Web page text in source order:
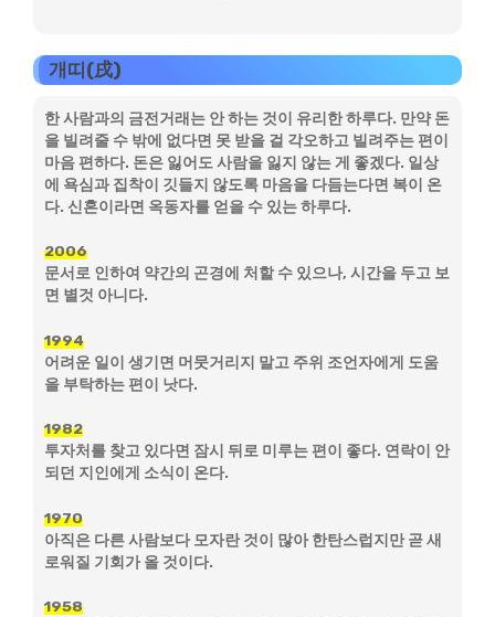
개띠(戌)
한 사람과의 금전거래는 안 하는 것이 유리한 하루다. 만약 돈
을 빌려줄 수 밖에 없다면 못 받을 걸 각오하고 빌려주는 편이
마음 편하다. 돈은 잃어도 사람을 잃지 않는 게 좋겠다. 일상
에 욕심과 집착이 깃들지 않도록 마음을 다듬는다면 복이 온
다. 신혼이라면 옥동자를 얻을 수 있는 하루다.
2006
문서로 인하여 약간의 곤경에 처할 수 있으나, 시간을 두고 보
면 별것 아니다.
1994
어려운 일이 생기면 머뭇거리지 말고 주위 조언자에게 도움
을 부탁하는 편이 낫다.
1982
투자처를 찾고 있다면 잠시 뒤로 미루는 편이 좋다. 연락이 안
되던 지인에게 소식이 온다.
1970
아직은 다른 사람보다 모자란 것이 많아 한탄스럽지만 곧 새
로워질 기회가 올 것이다.
1958